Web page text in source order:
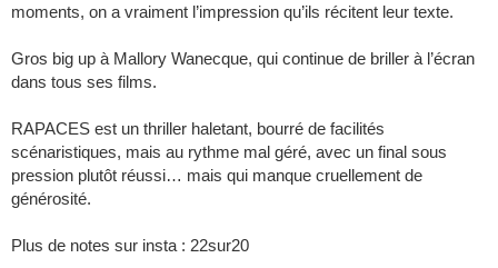
moments, on a vraiment l’impression qu’ils récitent leur texte.
Gros big up à Mallory Wanecque, qui continue de briller à l’écran
dans tous ses films.
RAPACES est un thriller haletant, bourré de facilités
scénaristiques, mais au rythme mal géré, avec un final sous
pression plutôt réussi… mais qui manque cruellement de
générosité.
Plus de notes sur insta : 22sur20